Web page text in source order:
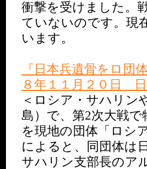
衝撃を受けました。
ていないのです。現
います。
『日本兵遺骨をロ団
８年１１月２０日 日
＜ロシア・サハリン
島）で、第2次大戦
を現地の団体「ロシ
によると、同団体は
サハリン支部長のア